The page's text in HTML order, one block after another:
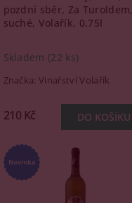
pozdní sběr, Za Turoldem,
suché, Volařík, 0,75l
Skladem (22 ks)
Značka:Vinařství Volařík
210 Kč